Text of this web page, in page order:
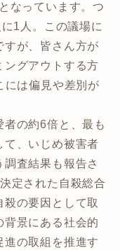
なっています。つ
1人。この議場に
すが、皆さん方が
ングアウトする方
には偏見や差別が
の約6倍と、最も
て、いじめ被害者
査結果も報告さ
定された自殺総合
の要因として取
背景にある社会的
の取組を推進す